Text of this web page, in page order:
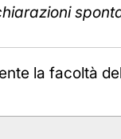
la facoltà